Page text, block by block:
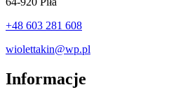
+48 603 281 608
wiolettakin@wp.pl
Informacje